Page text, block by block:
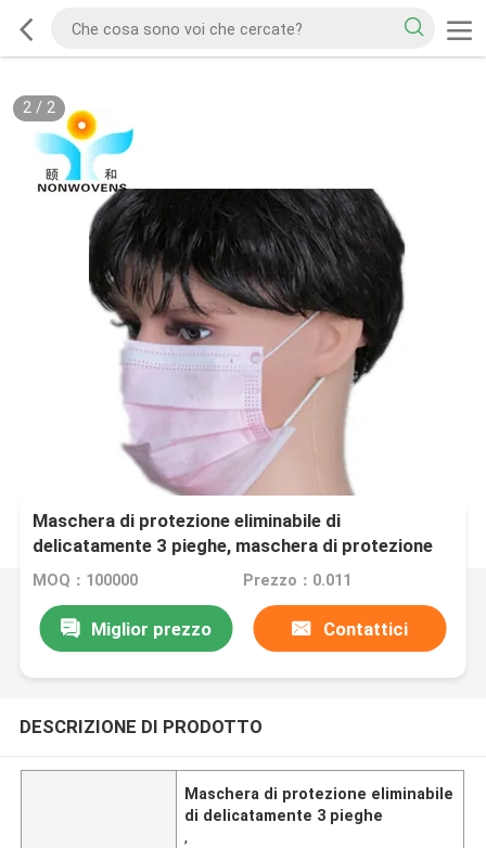
2/ 2
Maschera di protezione eliminabile di
delicatamente 3 pieghe, maschera di protezione
non tessuta di YIHE 99,9% Bfe pp
MOQ：100000 Prezzo：0.011
Miglior prezzo Contattici
DESCRIZIONE DI PRODOTTO
Maschera di protezione eliminabile
di delicatamente 3 pieghe
,